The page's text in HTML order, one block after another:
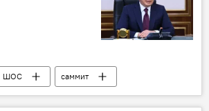
ШОС
саммит
Политика